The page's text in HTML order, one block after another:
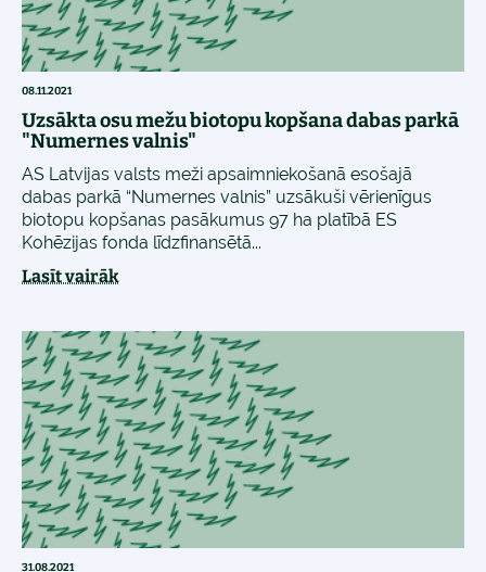
08.11.2021
Uzsākta osu mežu biotopu kopšana dabas parkā
"Numernes valnis"
AS Latvijas valsts meži apsaimniekošanā esošajā
dabas parkā “Numernes valnis” uzsākuši vērienīgus
biotopu kopšanas pasākumus 97 ha platībā ES
Kohēzijas fonda līdzfinansētā...
Lasīt vairāk
31.08.2021